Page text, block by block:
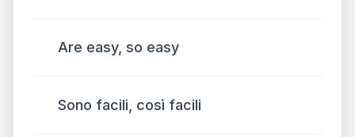
Are easy, so easy
Sono facili, così facili